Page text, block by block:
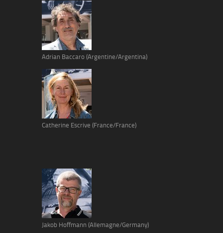
Adrian Baccaro (Argentine/Argentina)
Catherine Escrive (France/France)
Jakob Hoffmann (Allemagne/Germany)